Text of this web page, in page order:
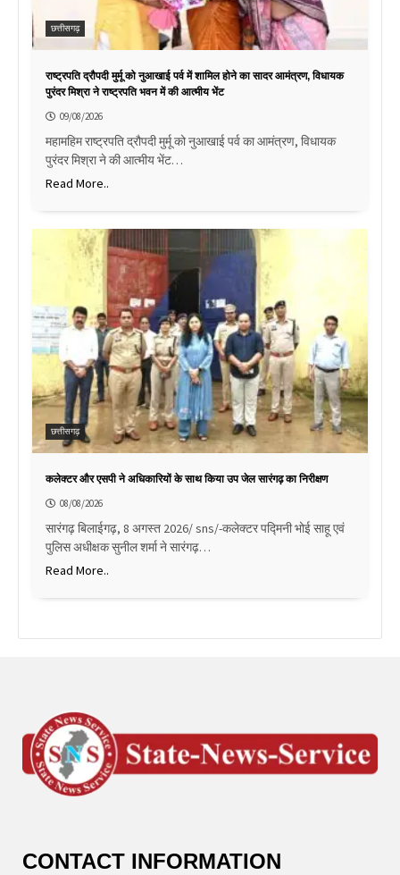
छत्तीसगढ़
राष्ट्रपति द्रौपदी मुर्मू को नुआखाई पर्व में शामिल होने का सादर आमंत्रण, विधायक
पुरंदर मिश्रा ने राष्ट्रपति भवन में की आत्मीय भेंट
09/08/2026
महामहिम राष्ट्रपति द्रौपदी मुर्मू को नुआखाई पर्व का आमंत्रण, विधायक
पुरंदर मिश्रा ने की आत्मीय भेंट…
Read More..
छत्तीसगढ़
कलेक्टर और एसपी ने अधिकारियों के साथ किया उप जेल सारंगढ़ का निरीक्षण
08/08/2026
सारंगढ़ बिलाईगढ़, 8 अगस्त 2026/ sns/-कलेक्टर पद्मिनी भोई साहू एवं
पुलिस अधीक्षक सुनील शर्मा ने सारंगढ़…
Read More..
CONTACT INFORMATION